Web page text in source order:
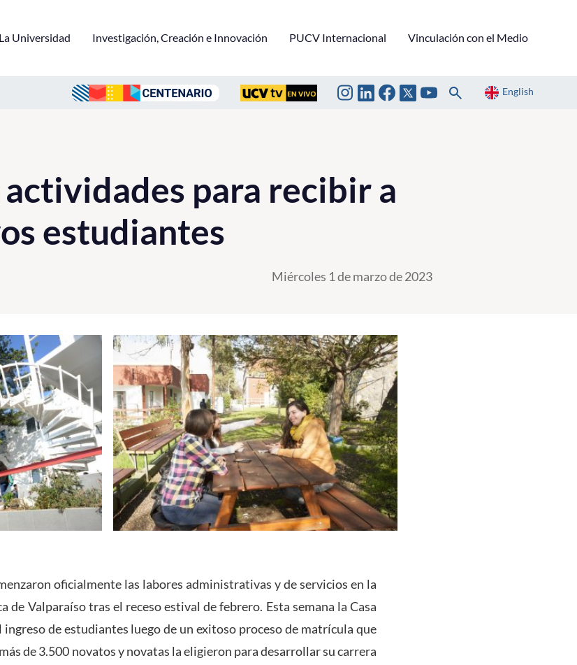
La Universidad Investigación, Creación e Innovación PUCV Internacional Vinculación con el Medio
English
para recibir a
estudiantes
Miércoles 1 de marzo de 2023
oficialmente las labores administrativas y de servicios en la
de Valparaíso tras el receso estival de febrero. Esta semana la Casa
ingreso de estudiantes luego de un exitoso proceso de matrícula que
de 3.500 novatos y novatas la eligieron para desarrollar su carrera